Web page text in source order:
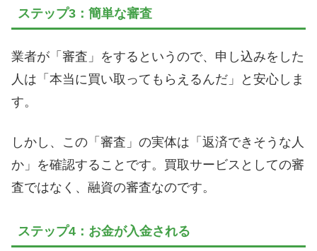
ステップ3：簡単な審査
業者が「審査」をするというので、申し込みをした
人は「本当に買い取ってもらえるんだ」と安心しま
す。
しかし、この「審査」の実体は「返済できそうな人
か」を確認することです。買取サービスとしての審
査ではなく、融資の審査なのです。
ステップ4：お金が入金される